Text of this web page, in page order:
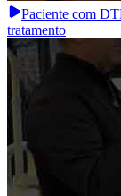
Paciente com
tratamento